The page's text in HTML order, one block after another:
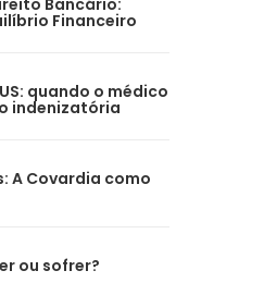
Bancário:
Financeiro
quando o médico
indenizatória
A Covardia como
ou sofrer?